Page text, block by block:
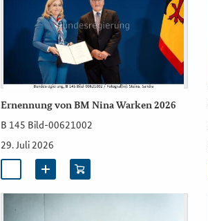
Ernennung von BM Nina Warken 2026
B 145 Bild-00621002
29. Juli 2026